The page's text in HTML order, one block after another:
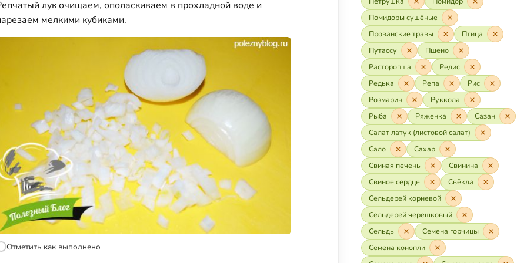
лук очищаем, ополаскиваем в прохладной воде и
мелкими кубиками.
Отметить как выполнено
Помидоры сушёные
Прованские травы
Птица
Путассу
Пшено
Расторопша
Редис
Редька
Репа
Рис
Розмарин
Руккола
Рыба
Ряженка
Сазан
Салат латук (листовой салат)
Сало
Сахар
Свиная печень
Свинина
Свиное сердце
Свёкла
Сельдерей корневой
Сельдерей черешковый
Сельдь
Семена горчицы
Семена конопли